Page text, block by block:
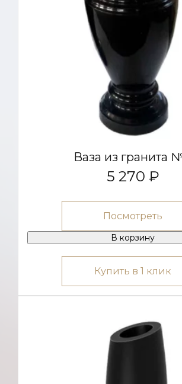
Ваза из гранита
5 270 ₽
Посмотреть
В корзину
Купить в 1 клик